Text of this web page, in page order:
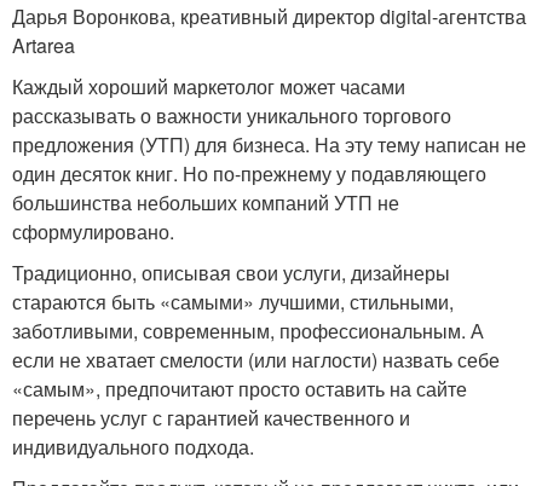
Дарья Воронкова, креативный директор digital-агентства
Artarea
Каждый хороший маркетолог может часами
рассказывать о важности уникального торгового
предложения (УТП) для бизнеса. На эту тему написан не
один десяток книг. Но по-прежнему у подавляющего
большинства небольших компаний УТП не
сформулировано.
Традиционно, описывая свои услуги, дизайнеры
стараются быть «самыми» лучшими, стильными,
заботливыми, современным, профессиональным. А
если не хватает смелости (или наглости) назвать себе
«самым», предпочитают просто оставить на сайте
перечень услуг с гарантией качественного и
индивидуального подхода.